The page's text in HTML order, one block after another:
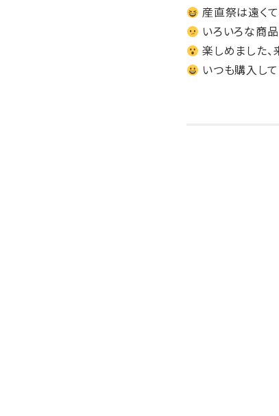
産直祭は遠く
いろいろな商品
楽しめました、
いつも購入し